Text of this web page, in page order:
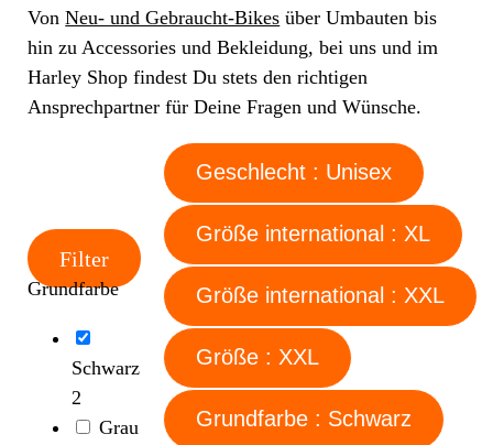
VonNeu- und Gebraucht-Bikes über Umbauten bis
hin zu Accessories und Bekleidung, bei uns und im
Harley Shop findest Du stets den richtigen
Ansprechpartner für Deine Fragen und Wünsche.
Filter
Grundfarbe
Schwarz
2
Grau
Geschlecht : Unisex
Größe international : XL
Größe international : XXL
Größe : XXL
Grundfarbe : Schwarz